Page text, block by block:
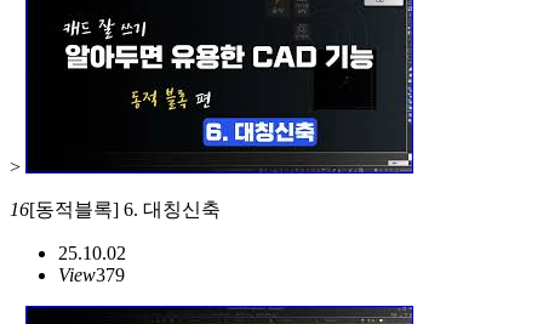
>
16[동적블록] 6. 대칭신축
25.10.02
View379